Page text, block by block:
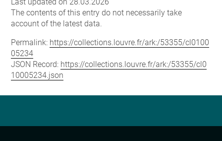
The contents of this entry do not necessarily take
account of the latest data.
Permalink: https://collections.louvre.fr/ark:/53355/cl0100
05234
JSON Record: https://collections.louvre.fr/ark:/53355/cl0
10005234.json